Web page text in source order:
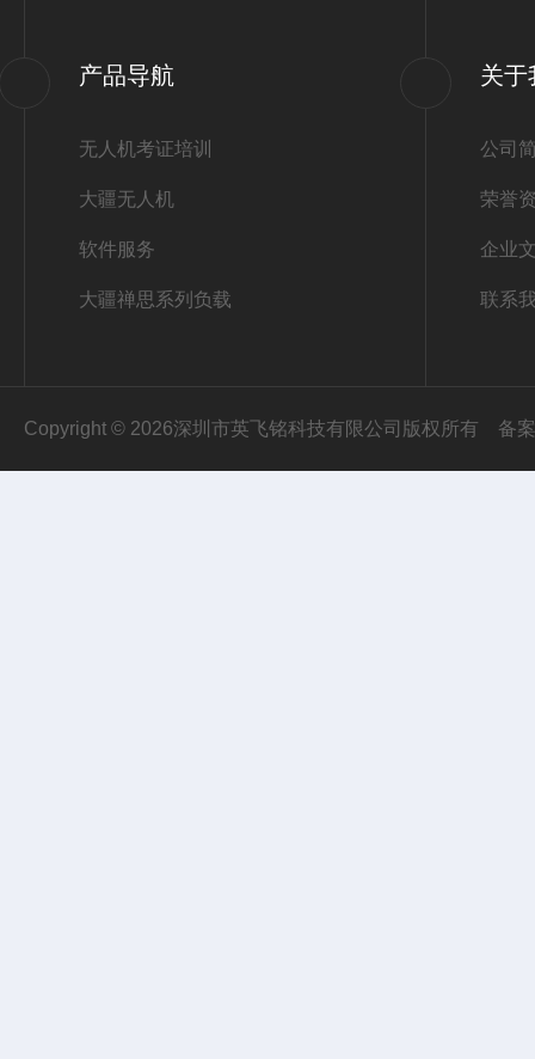
产品导航
无人机考证培训
大疆无人机
软件服务
大疆禅思系列负载
关于
公司
荣誉
企业
联系
Copyright © 2026深圳市英飞铭科技有限公司版权所有 备